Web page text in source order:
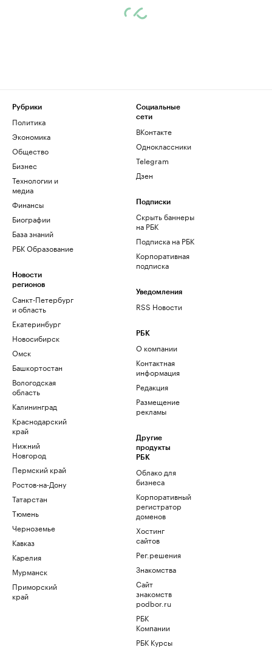
Рубрики
Политика
Экономика
Общество
Бизнес
Технологии и
медиа
Финансы
Биографии
База знаний
РБК Образование
Новости
регионов
Санкт-Петербург
и область
Екатеринбург
Новосибирск
Омск
Башкортостан
Вологодская
область
Калининград
Краснодарский
край
Нижний
Новгород
Пермский край
Ростов-на-Дону
Татарстан
Тюмень
Черноземье
Кавказ
Карелия
Мурманск
Приморский
край
Социальные
сети
ВКонтакте
Одноклассники
Telegram
Дзен
Подписки
Скрыть баннеры
на РБК
Подписка на РБК
Корпоративная
подписка
Уведомления
RSS Новости
РБК
О компании
Контактная
информация
Редакция
Размещение
рекламы
Другие
продукты
РБК
Облако для
бизнеса
Корпоративный
регистратор
доменов
Хостинг
сайтов
Рег.решения
Знакомства
Сайт
знакомств
podbor.ru
РБК
Компании
РБК Курсы